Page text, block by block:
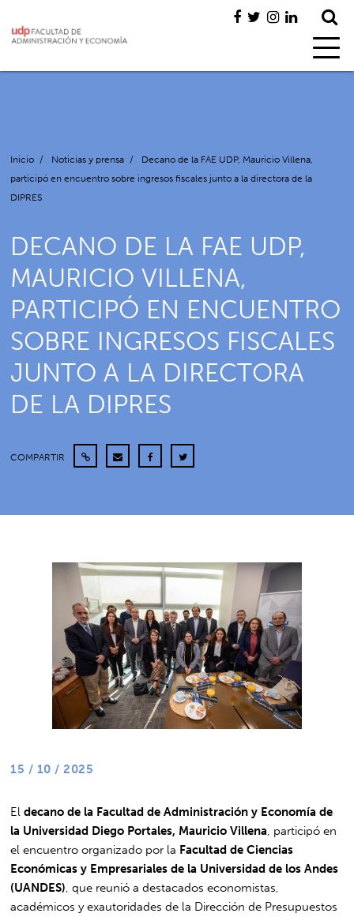
Inicio / Noticias y prensa /
Decano de la FAE UDP, Mauricio Villena,
participó en encuentro sobre ingresos fiscales junto a la directora de la
DIPRES
DECANO DE LA FAE UDP,
MAURICIO VILLENA,
PARTICIPÓ EN ENCUENTRO
SOBRE INGRESOS FISCALES
JUNTO A LA DIRECTORA
DE LA DIPRES
COMPARTIR
15 / 10 / 2025
Eldecano de la Facultad de Administración y Economía de
la Universidad Diego Portales, Mauricio Villena , participó en
el encuentro organizado por la Facultad de Ciencias
Económicas y Empresariales de la Universidad de los Andes
(UANDES) , que reunió a destacados economistas,
académicos y exautoridades de la Dirección de Presupuestos